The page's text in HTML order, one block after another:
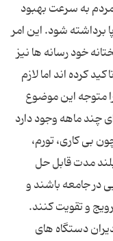
به سرعت بهبود
شود. این امر
خود رسانه ها نیز
کرده اند اما لازم
متوجه این موضوع
چند ماهه وجود دارد
بی کاری، تورم،
مدت قابل حل
در جامعه باشند و
و تقویت کنند.
دستگاه های